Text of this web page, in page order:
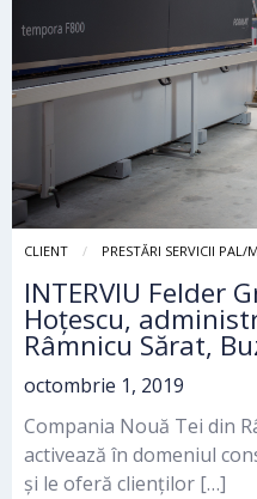
CLIENT PRESTĂRI SERVICII PAL/
INTERVIU Felder
Hoțescu,
Râmnicu Sărat,
octombrie 1, 2019
Compania Nouă Tei din
activează în domeniul
și le oferă clienților […]